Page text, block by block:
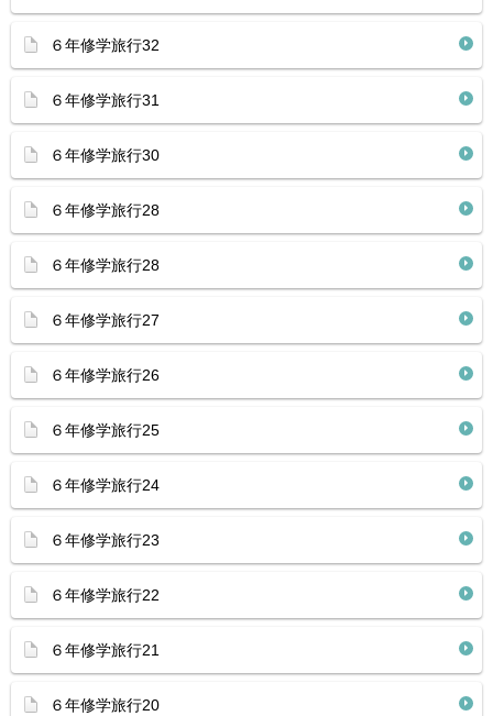
６年修学旅行32
６年修学旅行31
６年修学旅行30
６年修学旅行28
６年修学旅行28
６年修学旅行27
６年修学旅行26
６年修学旅行25
６年修学旅行24
６年修学旅行23
６年修学旅行22
６年修学旅行21
６年修学旅行20